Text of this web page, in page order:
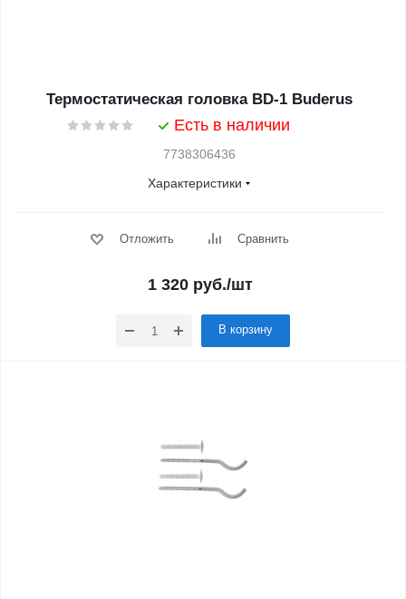
Термостатическая головка BD-1 Buderus
Есть в наличии
7738306436
Характеристики
Отложить Сравнить
1 320руб./шт
В корзину